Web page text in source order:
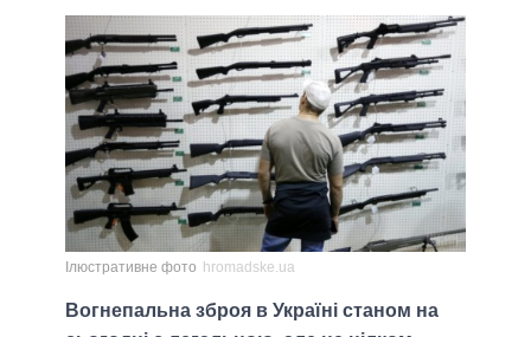
Ілюстративне фото hromadske.ua
Вогнепальна зброя в Україні станом на